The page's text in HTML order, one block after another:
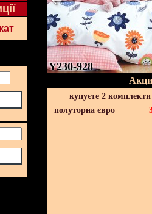
Y230-928
купуєте 2
полуторна євро